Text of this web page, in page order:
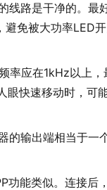
线路是干净的。
免被大功率LED
率应在1kHz以上
快速移动时，可
的输出端相当于一
功能类似。连接后